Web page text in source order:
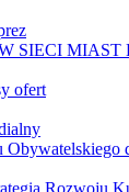
SIECI
ofert
Obywatelskiego